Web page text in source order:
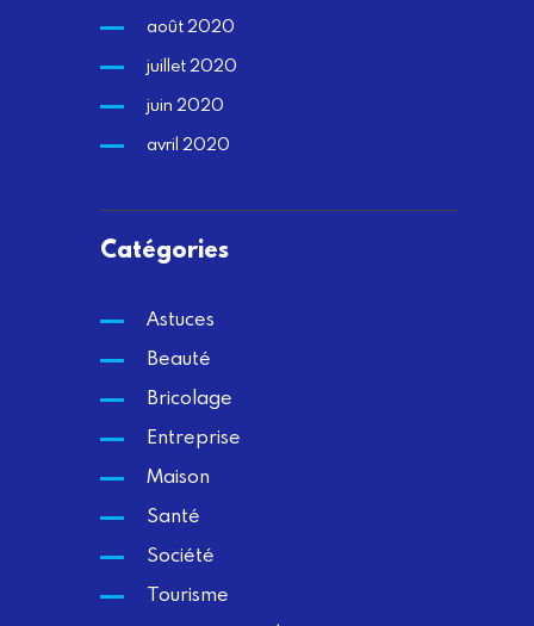
août 2020
juillet 2020
juin 2020
avril 2020
Catégories
Astuces
Beauté
Bricolage
Entreprise
Maison
Santé
Société
Tourisme